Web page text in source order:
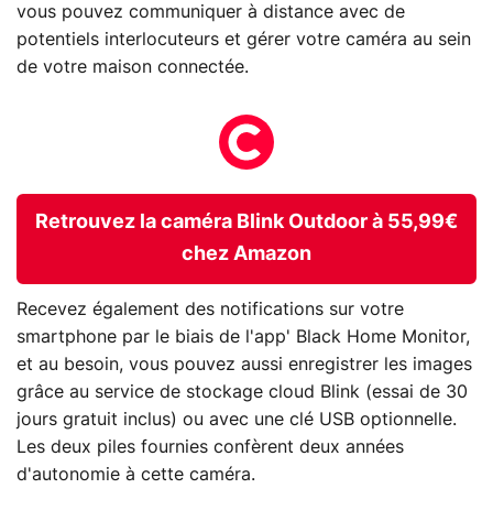
vous pouvez communiquer à distance avec de
potentiels interlocuteurs et gérer votre caméra au sein
de votre maison connectée.
Retrouvez la caméra Blink Outdoor à 55,99€
chez Amazon
Recevez également des notifications sur votre
smartphone par le biais de l'app' Black Home Monitor,
et au besoin, vous pouvez aussi enregistrer les images
grâce au service de stockage cloud Blink (essai de 30
jours gratuit inclus) ou avec une clé USB optionnelle.
Les deux piles fournies confèrent deux années
d'autonomie à cette caméra.